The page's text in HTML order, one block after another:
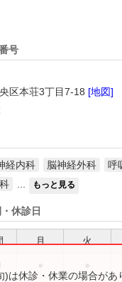
号
区本荘3丁目7-18 [地図]
経内科 脳神経外科 呼
もっと見る
休診日
月 火
)は休診・休業の場合があ